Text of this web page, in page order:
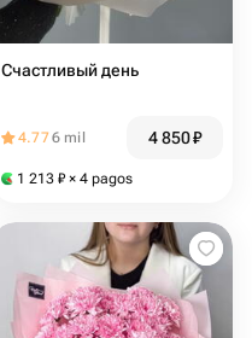
Счастливый день
4.776 mil 4 850₽
1 213 ₽ × 4 pagos